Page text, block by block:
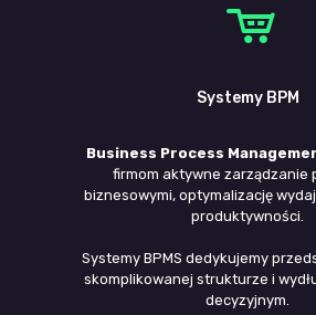
Systemy BPM
Business Process
firmom aktywne zarządzanie
biznesowymi, optymalizację
produktywności.
Systemy BPMS dedykujemy
skomplikowanej strukturze i
decyzyjnym.